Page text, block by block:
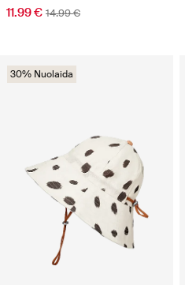
11.99 € 14.99 €
30% Nuolaida